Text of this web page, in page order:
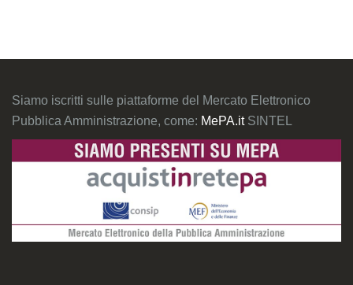
Siamo iscritti sulle piattaforme del Mercato Elettronico
Pubblica Amministrazione, come: MePA.it SINTEL